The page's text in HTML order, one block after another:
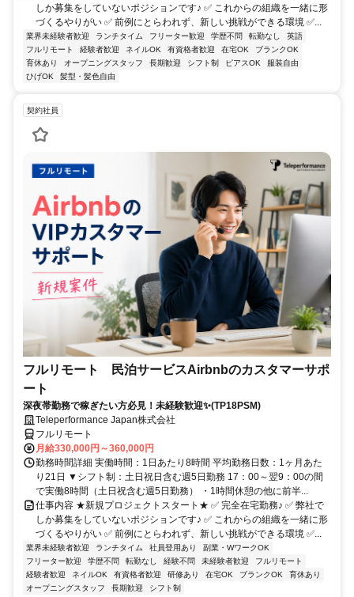
しか募集をしていないポジションです♪ ✅ これからの組織を一緒に形
づくるやりがい ✅ 前例にとらわれず、新しい挑戦ができる環境 ✅...
業界未経験者歓迎 ランチタイム フリーター歓迎 学歴不問 転勤なし
英語
フルリモート
経験者歓迎 ネイルOK 有資格者歓迎 在宅OK
ブランクOK
育休あり
オープニングスタッフ 長期歓迎 シフト制 ピアスOK
服装自由
ひげOK
髪型・髪色自由
契約社員
フルリモート 民泊サービスAirbnbのカスタマーサポ
ート
深夜帯勤務で稼ぎたい方必見！未経験歓迎✨(TP18PSM)
Teleperformance Japan株式会社
フルリモート
月給330,000円～360,000円
勤務時間詳細 実働時間：1日あたり8時間 平均勤務日数：1ヶ月あた
り21日 ▼シフト制：土日祝日含む週5日勤務 17：00～翌9：00の間
で実働8時間（土日祝含む週5日勤務） ・1時間休憩の他に前半...
仕事内容 ★新規プロジェクトスタート★ ✅ 完全在宅勤務♪ ✅ 弊社で
しか募集をしていないポジションです♪ ✅ これからの組織を一緒に形
づくるやりがい ✅ 前例にとらわれず、新しい挑戦ができる環境 ✅...
業界未経験者歓迎 ランチタイム 社員登用あり
副業・WワークOK
フリーター歓迎
学歴不問 転勤なし 経験不問 未経験者歓迎
フルリモート
経験者歓迎
ネイルOK 有資格者歓迎 研修あり 在宅OK ブランクOK
育休あり
オープニングスタッフ
長期歓迎 シフト制